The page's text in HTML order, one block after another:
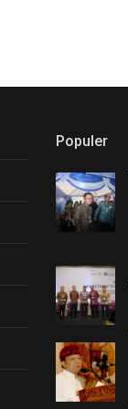
Populer